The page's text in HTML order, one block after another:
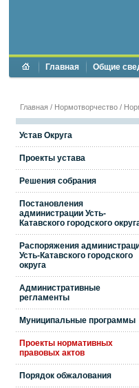
Главная Общие
Главная / Нормотворчество /
Устав Округа
Проекты устава
Решения собрания
Постановления
администрации Усть-
Катавского городского
Распоряжения
Усть-Катавского городского
округа
Административные
регламенты
Муниципальные программы
Проекты нормативных
правовых актов
Порядок обжалования